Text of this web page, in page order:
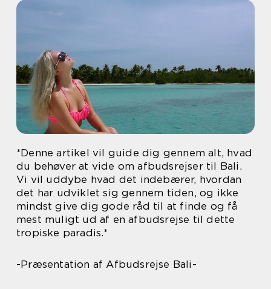
*Denne artikel vil guide dig gennem alt, hvad
du behøver at vide om afbudsrejser til Bali.
Vi vil uddybe hvad det indebærer, hvordan
det har udviklet sig gennem tiden, og ikke
mindst give dig gode råd til at finde og få
mest muligt ud af en afbudsrejse til dette
tropiske paradis.*
-Præsentation af Afbudsrejse Bali-